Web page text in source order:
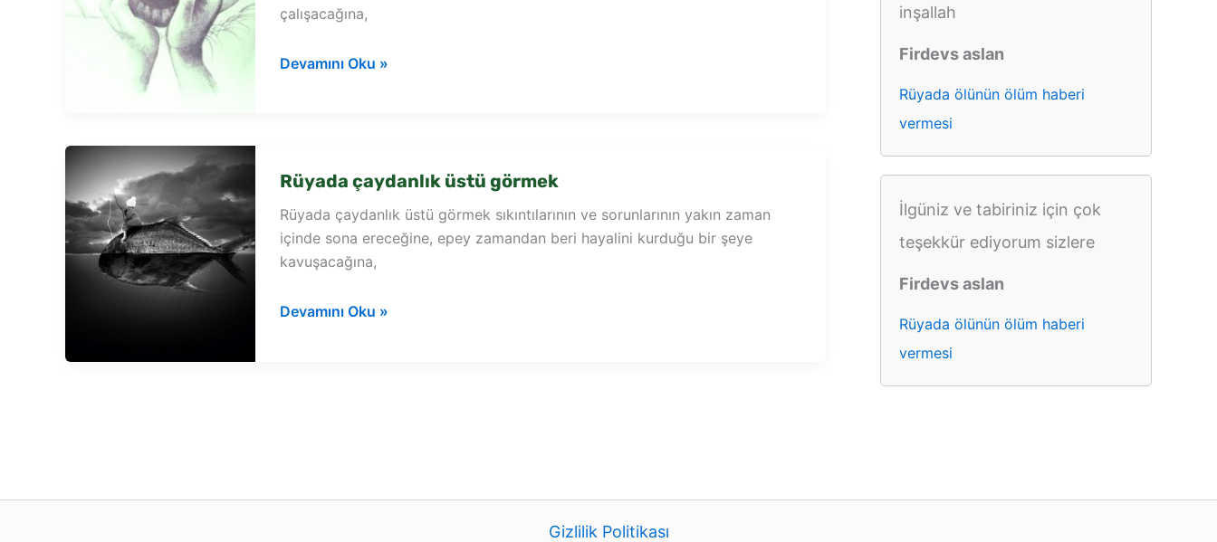
çalışacağına,
Rüyada
Devamını Oku »
Rüyada çaydanlık üstü görmek
Rüyada çaydanlık üstü görmek sıkıntılarının ve sorunlarının yakın zaman
içinde sona ereceğine, epey zamandan beri hayalini kurduğu bir şeye
kavuşacağına,
Rüyada
Devamını Oku »
inşallah
Firdevs aslan
Rüyada ölünün ölüm haberi
vermesi
İlgüniz ve tabiriniz için çok
teşekkür ediyorum sizlere
Firdevs aslan
Rüyada ölünün ölüm haberi
vermesi
Gizlilik Politikası